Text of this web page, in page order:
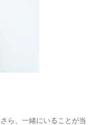
ら、一緒にいることが当